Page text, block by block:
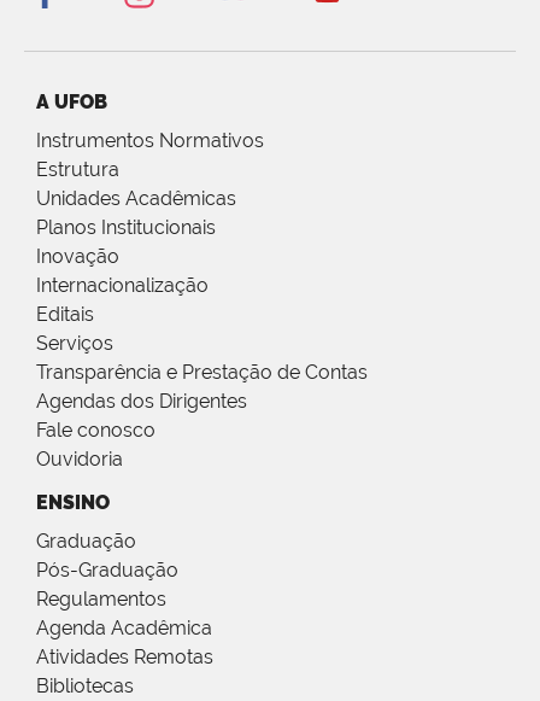
A UFOB
Instrumentos Normativos
Estrutura
Unidades Acadêmicas
Planos Institucionais
Inovação
Internacionalização
Editais
Serviços
Transparência e Prestação de Contas
Agendas dos Dirigentes
Fale conosco
Ouvidoria
ENSINO
Graduação
Pós-Graduação
Regulamentos
Agenda Acadêmica
Atividades Remotas
Bibliotecas